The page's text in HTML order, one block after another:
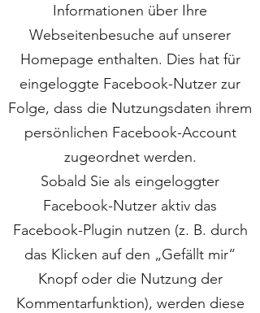
Informationen über Ihre
Webseitenbesuche auf unserer
Homepage enthalten. Dies hat für
eingeloggte Facebook-Nutzer zur
Folge, dass die Nutzungsdaten ihrem
persönlichen Facebook-Account
zugeordnet werden.
Sobald Sie als eingeloggter
Facebook-Nutzer aktiv das
Facebook-Plugin nutzen (z. B. durch
das Klicken auf den „Gefällt mir“
Knopf oder die Nutzung der
Kommentarfunktion), werden diese